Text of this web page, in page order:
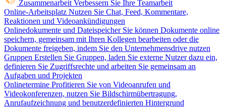
Zusammenarbeit Verbessern Sie Ihre Teamarbeit
Online-Arbeitsplatz Nutzen Sie Chat, Feed, Kommentare,
Reaktionen und Videoankündigungen
Onlinedokumente und Dateispeicher Sie können Dokumente online
speichern, gemeinsam mit Ihren Kollegen bearbeiten oder die
Dokumente freigeben, indem Sie den Unternehmensdrive nutzen
Gruppen Erstellen Sie Gruppen, laden Sie externe Nutzer dazu ein,
definieren Sie Zugriffsrechte und arbeiten Sie gemeinsam an
Aufgaben und Projekten
Onlinetermine Profitieren Sie von Videoanrufen und
Videokonferenzen, nutzen Sie Bildschirmübertragung,
Anrufaufzeichnung und benutzerdefinierten Hintergrund